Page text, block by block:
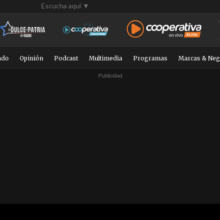
Escucha aquí ▼
Opinión Podcast Multimedia Programas Marcas &